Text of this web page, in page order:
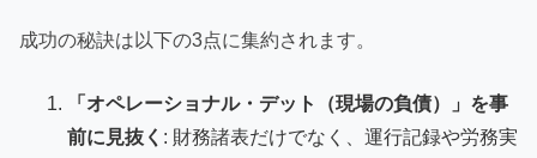
成功の秘訣は以下の3点に集約されます。
「オペレーショナル・デット（現場の負債）」を事
前に見抜く : 財務諸表だけでなく、運行記録や労務実